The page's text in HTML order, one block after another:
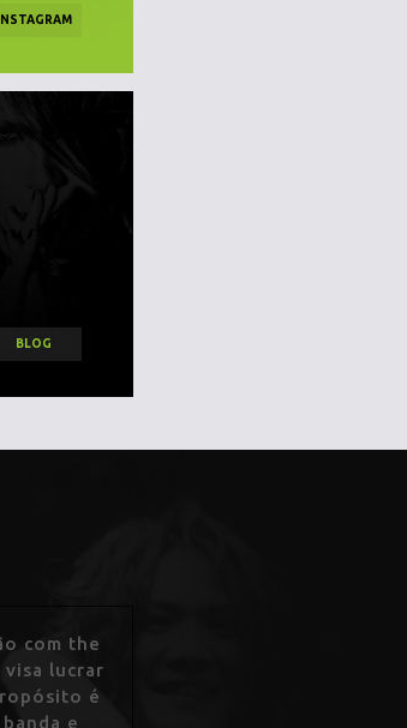
INSTAGRAM
BLOG
com the
visa lucrar
é
e